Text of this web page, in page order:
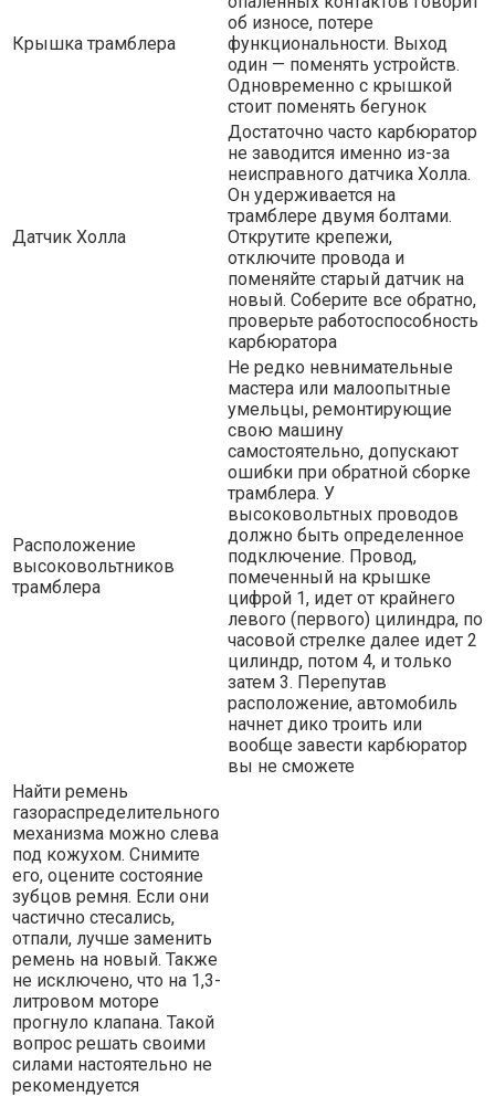
Крышка трамблера
об износе, потере
функциональности. Выход
один — поменять устройств.
Одновременно с крышкой
стоит поменять бегунок
Датчик Холла
Достаточно часто карбюратор
не заводится именно из-за
неисправного датчика Холла.
Он удерживается на
трамблере двумя болтами.
Открутите крепежи,
отключите провода и
поменяйте старый датчик на
новый. Соберите все обратно,
проверьте работоспособность
карбюратора
Расположение
высоковольтников
трамблера
Не редко невнимательные
мастера или малоопытные
умельцы, ремонтирующие
свою машину
самостоятельно, допускают
ошибки при обратной сборке
трамблера. У
высоковольтных проводов
должно быть определенное
подключение. Провод,
помеченный на крышке
цифрой 1, идет от крайнего
левого (первого) цилиндра, по
часовой стрелке далее идет 2
цилиндр, потом 4, и только
затем 3. Перепутав
расположение, автомобиль
начнет дико троить или
вообще завести карбюратор
вы не сможете
Найти ремень
газораспределительного
механизма можно слева
под кожухом. Снимите
его, оцените состояние
зубцов ремня. Если они
частично стесались,
отпали, лучше заменить
ремень на новый. Также
не исключено, что на 1,3-
литровом моторе
прогнуло клапана. Такой
вопрос решать своими
силами настоятельно не
рекомендуется